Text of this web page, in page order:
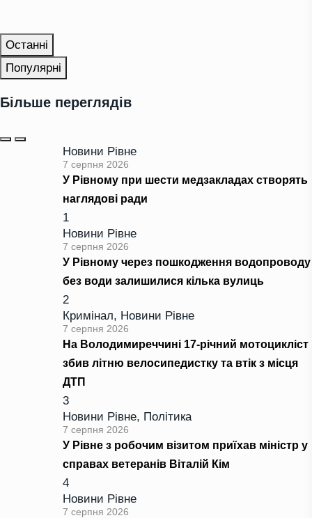
Останні
Популярні
Більше переглядів
Новини Рівне
7 серпня 2026
У Рівному при шести медзакладах створять
наглядові ради
1
Новини Рівне
7 серпня 2026
У Рівному через пошкодження водопроводу
без води залишилися кілька вулиць
2
Кримінал, Новини Рівне
7 серпня 2026
На Володимиреччині 17-річний мотоцикліст
збив літню велосипедистку та втік з місця
ДТП
3
Новини Рівне, Політика
7 серпня 2026
У Рівне з робочим візитом приїхав міністр у
справах ветеранів Віталій Кім
4
Новини Рівне
7 серпня 2026